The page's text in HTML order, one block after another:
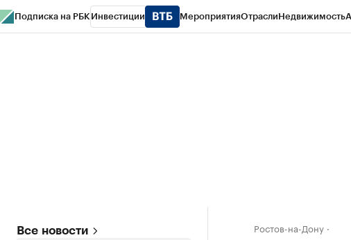
Подписка на РБК Инвестиции МероприятияОтраслиНедвижимость
Все новости Ростов-на-Дону